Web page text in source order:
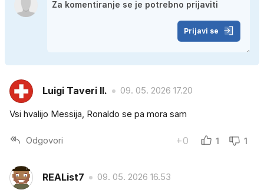
Prijavi se
Luigi Taveri II. 09. 05. 2026 17.20
Vsi hvalijo Messija, Ronaldo se pa mora sam
Odgovori +0 1 1
REAList7 09. 05. 2026 16.53